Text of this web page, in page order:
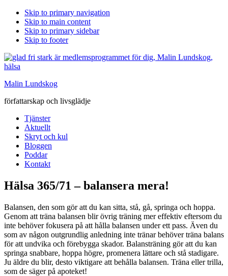
Skip to primary navigation
Skip to main content
Skip to primary sidebar
Skip to footer
Malin Lundskog
författarskap och livsglädje
Tjänster
Aktuellt
Skryt och kul
Bloggen
Poddar
Kontakt
Hälsa 365/71 – balansera mera!
Balansen, den som gör att du kan sitta, stå, gå, springa och hoppa.
Genom att träna balansen blir övrig träning mer effektiv eftersom du
inte behöver fokusera på att hålla balansen under ett pass. Även du
som av någon outgrundlig anledning inte tränar behöver träna balans
för att undvika och förebygga skador. Balansträning gör att du kan
springa snabbare, hoppa högre, promenera lättare och stå stadigare.
Ju äldre du blir, desto viktigare att behålla balansen. Träna eller trilla,
som de säger på apoteket!